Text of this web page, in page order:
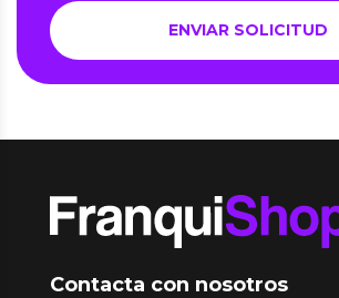
Contacta con nosotros